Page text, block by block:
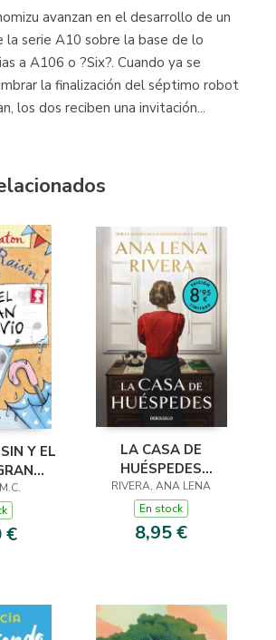
avanzan en el desarrollo de un
serie A10 sobre la base de lo
a A106 o ?Six?. Cuando ya se
la finalización del séptimo robot
los dos reciben una invitación...
Y EL
€
LA CASA DE
HUÉSPEDES
(EDICIÓN LIMITADA ·
VERANO)
RIVERA, ANA LENA
En stock
8,95 €